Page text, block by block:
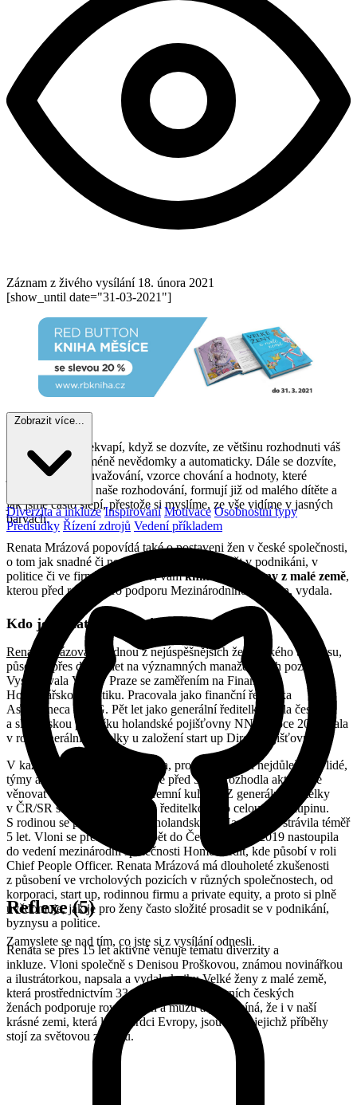
Záznam z živého vysílání 18. února 2021
[show_until date="31-03-2021"]
[/show_until]
Tak to vás asi překvapí, když se dozvíte, ze většinu rozhodnuti váš
mozek dělá víceméně nevědomky a automaticky. Dále se dozvíte,
jak se nám naše uvažování, vzorce chování a hodnoty, které
ovlivňují veškeré naše rozhodování, formují již od malého dítěte a
jak jsme často slepí, přestože si myslíme, ze vše vidíme v jasných
barvách.
Renata Mrázová popovídá také o postaveni žen v české společnosti,
o tom jak snadné či nesnadné je pro ženu uspět v podnikáni, v
politice či ve firmě a představí vámknihu Velké ženy z malé země,
kterou před rokem, pro podporu Mezinárodního dne žen, vydala.
Kdo je Renata Mrázová?
Renata Mrázová
je jednou z nejúspěšnějších žen českého byznysu,
působící přes dvacet let na významných manažerských pozicích.
Vystudovala VŠE v Praze se zaměřením na Finance a
Hospodářskou politiku. Pracovala jako finanční ředitelka
AstraZeneca a ING. Pět let jako generální ředitelka řídila českou
a slovenskou pobočku holandské pojišťovny NN. V roce 2006 stala
v roli generální ředitelky u založení start up Direct pojišťovny.
V každé pozici, v které působila, pro ni vždy byli nejdůležitější lidé,
týmy a firemní kultura. Proto se před 5 lety rozhodla aktivně se
věnovat transformaci HR a firemní kultury. Z generální ředitelky
v ČR/SR se stala globální HR ředitelkou pro celou NN skupinu.
S rodinou se přestěhovala do holandského Hague, kde strávila téměř
5 let. Vloni se přestěhovala zpět do Čech a od 1.5.2019 nastoupila
do vedení mezinárodní společnosti HomeCredit, kde působí v roli
Chief People Officer. Renata Mrázová má dlouholeté zkušenosti
z působení ve vrcholových pozicích v různých společnostech, od
korporaci, start up, rodinnou firmu a private equity, a proto si plně
uvědomuje, jak je pro ženy často složité prosadit se v podnikání,
byznysu a politice.
Renata se přes 15 let aktivně věnuje tématu diverzity a
inkluze. Vloni společně s Denisou Proškovou, známou novinářkou
a ilustrátorkou, napsala a vydala knihu Velké ženy z malé země,
která prostřednictvím 33 příběhů o inspirativních českých
ženách podporuje rovnost žen a mužů a připomíná, že i v naší
krásné zemi, která leží v srdci Evropy, jsou ženy, jejichž příběhy
stojí za světovou zmínku.
Zobrazit více...
Diverzita a inkluze Inspirování Motivace Osobnostní typy
Předsudky Řízení zdrojů Vedení příkladem
Reflexe(5)
Zamyslete se nad tím, co jste si z vysílání odnesli.